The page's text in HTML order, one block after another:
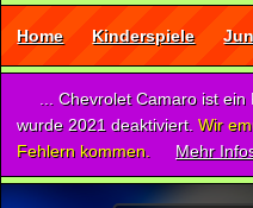
Home Kinderspiele
... Chevrolet Camaro ist
wurde 2021 deaktiviert. Wir
Fehlern kommen.
Mehr